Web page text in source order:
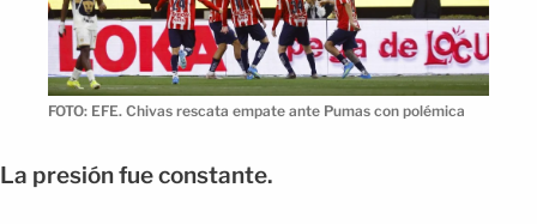
FOTO: EFE. Chivas rescata empate ante Pumas con polémica
La presión fue constante.